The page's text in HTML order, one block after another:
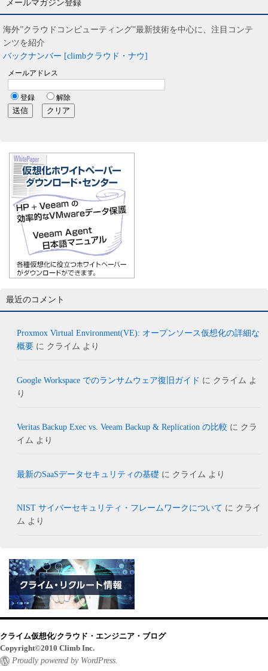
メールマガジン登録
海外”クラウドコンピューティング”最新技術を中心に、注目コンテ
ンツを紹介
バックナンバー [climbクラウド・ナウ]
最近のコメント
Proxmox Virtual Environment(VE): オープンソース仮想化の詳細な
概要 に クライム より
Google Workspace でのランサムウェア復旧ガイド に クライム よ
り
Veritas Backup Exec vs. Veeam Backup & Replication の比較 に クラ
イム より
最新のSaaSデータセキュリティの基礎 に クライム より
NIST サイバーセキュリティ・フレームワークについて に クライ
ム より
クライム仮想化/クラウド・エンジニア・ブログ
Copyright©2010 Climb Inc.
Proudly powered by WordPress.